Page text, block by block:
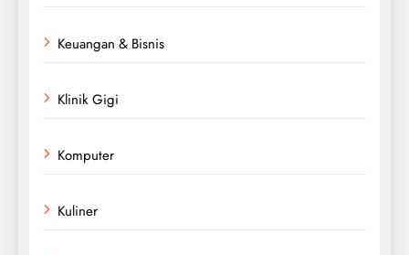
Keuangan & Bisnis
Klinik Gigi
Komputer
Kuliner